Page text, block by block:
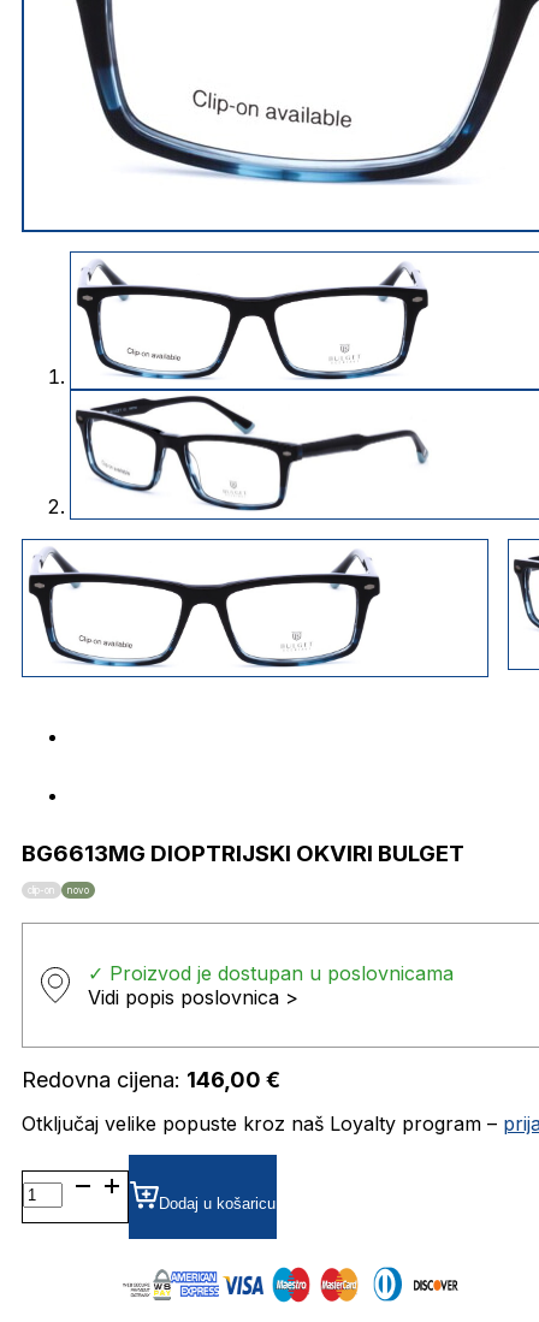
BG6613MG DIOPTRIJSKI OKVIRI BULGET
clip-on novo
✓ Proizvod je dostupan u poslovnicama
Vidi popis poslovnica >
Redovna cijena: 146,00 €
Otključaj velike popuste kroz naš Loyalty program –
BG6613MG
DIOPTRIJSKI
OKVIRI
Dodaj u košaricu